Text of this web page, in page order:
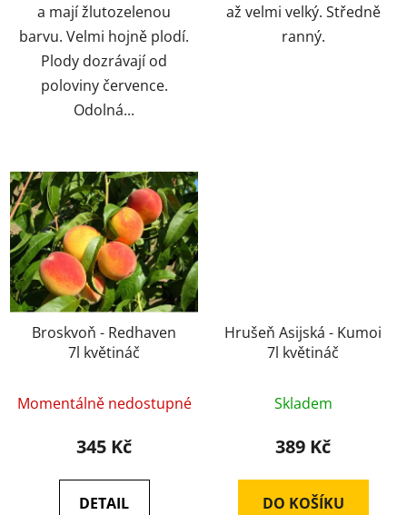
a mají žlutozelenou
barvu. Velmi hojně plodí.
Plody dozrávají od
poloviny července.
Odolná...
až velmi velký. Středně
ranný.
Broskvoň - Redhaven
7l květináč
Momentálně nedostupné
345 Kč
DETAIL
Hrušeň Asijská - Kumoi
7l květináč
Skladem
389 Kč
DO KOŠÍKU